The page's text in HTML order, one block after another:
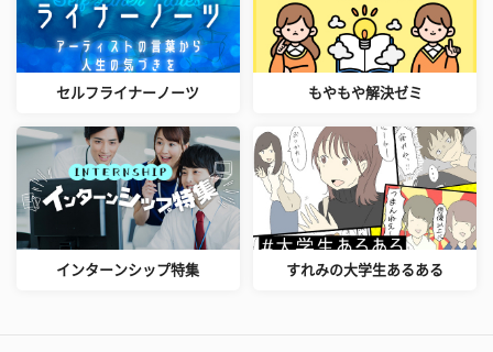
セルフライナーノーツ もやもや解決ゼミ
インターンシップ特集 すれみの大学生あるある